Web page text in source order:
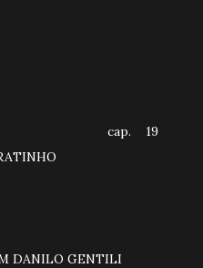
AGORA
BRASIL
cap. 19
DO RATINHO
DANILO GENTILI